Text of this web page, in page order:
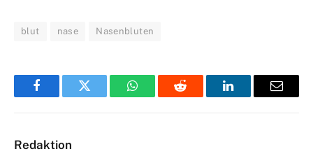
blut nase Nasenbluten
FacebookTwitter WhatsAppReddit LinkedInEmail
Redaktion